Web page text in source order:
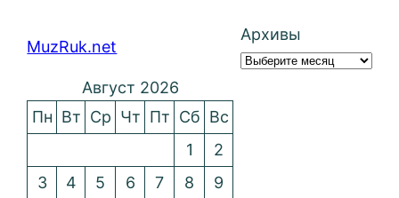
MuzRuk.net
Архивы
Август 2026
Пн Вт Ср Чт Пт Сб Вс
1
2
3
4 5 6 7 8 9